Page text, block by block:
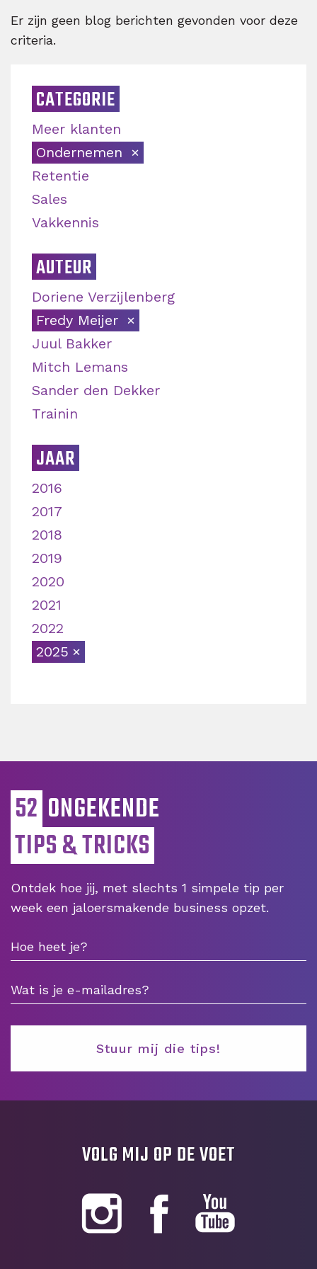
Er zijn geen blog berichten gevonden voor deze
criteria.
CATEGORIE
Meer klanten
Ondernemen
Retentie
Sales
Vakkennis
AUTEUR
Doriene Verzijlenberg
Fredy Meijer
Juul Bakker
Mitch Lemans
Sander den Dekker
Trainin
JAAR
2016
2017
2018
2019
2020
2021
2022
2025
52 ONGEKENDE
TIPS & TRICKS
Ontdek hoe jij, met slechts 1 simpele tip per
week een jaloersmakende business opzet.
VOLG MIJ OP DE VOET